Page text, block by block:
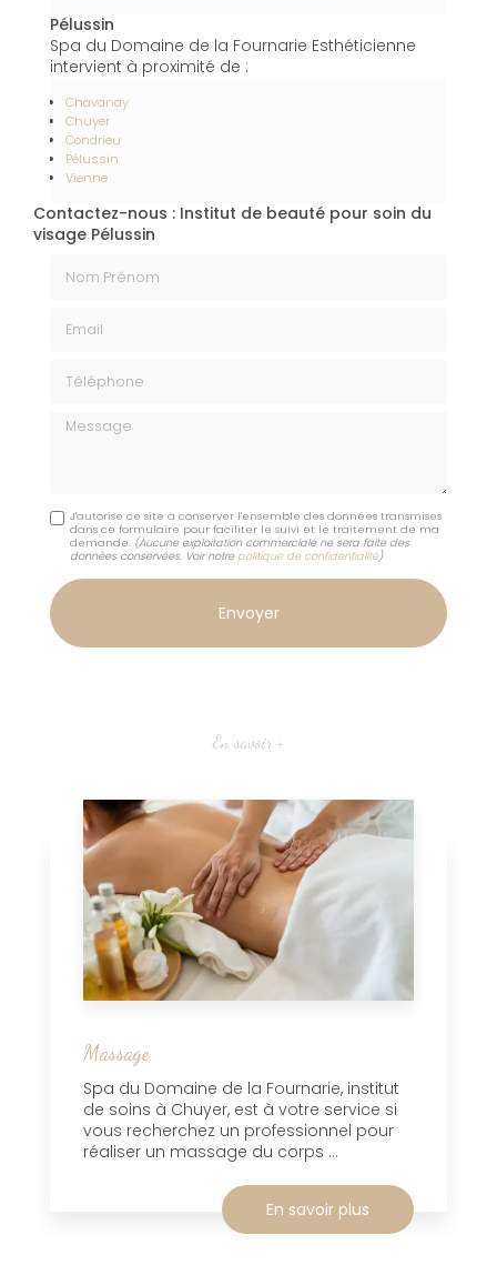
Pélussin
Spa du Domaine de la Fournarie Esthéticienne
intervient à proximité de :
Chavanay
Chuyer
Condrieu
Pélussin
Vienne
Contactez-nous : Institut de beauté pour soin du
visage Pélussin
Message
J'autorise ce site à conserver l'ensemble des données transmises
dans ce formulaire pour faciliter le suivi et le traitement de ma
demande. (Aucune exploitation commerciale ne sera faite des
données conservées. Voir notre politique de confidentialité)
En savoir +
Massage
Spa du Domaine de la Fournarie, institut
de soins à Chuyer, est à votre service si
vous recherchez un professionnel pour
réaliser un massage du corps ...
En savoir plus